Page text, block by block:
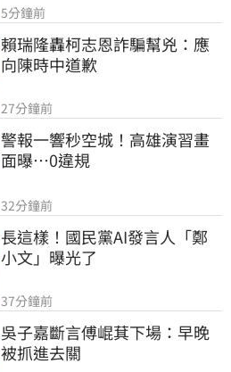
5分鐘前
賴瑞隆轟柯志恩詐騙幫兇：應
向陳時中道歉
27分鐘前
警報一響秒空城！高雄演習畫
面曝…0違規
32分鐘前
長這樣！國民黨AI發言人「鄭
小文」曝光了
37分鐘前
吳子嘉斷言傅崐萁下場：早晚
被抓進去關